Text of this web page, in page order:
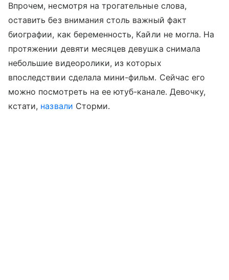
Впрочем, несмотря на трогательные слова,
оставить без внимания столь важный факт
биографии, как беременность, Кайли не могла. На
протяжении девяти месяцев девушка снимала
небольшие видеоролики, из которых
впоследствии сделала мини-фильм. Сейчас его
можно посмотреть на ее ютуб-канале. Девочку,
кстати, назвали Сторми.